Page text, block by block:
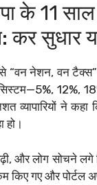
के 11 साल
सुधार
नेशन, वन टैक्स”
12%,
व्यापारियों ने
हो।
बढ़ी, और लोग
गए और पोर्टल